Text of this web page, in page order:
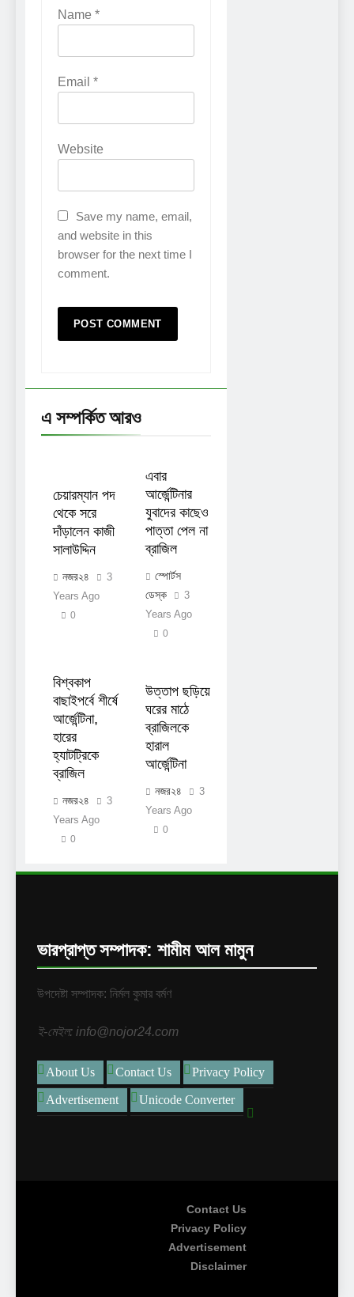
Name *
Email *
Website
Save my name, email,
and website in this
browser for the next time I
comment.
এ সম্পর্কিত আরও
চেয়ারম্যান পদ
থেকে সরে
দাঁড়ালেন কাজী
সালাউদ্দিন
নজর২৪
3
Years Ago
0
এবার
আর্জেন্টিনার
যুবাদের কাছেও
পাত্তা পেল না
ব্রাজিল
স্পোর্টস
ডেস্ক
3
Years Ago
0
বিশ্বকাপ
বাছাইপর্বে শীর্ষে
আর্জেন্টিনা,
হারের
হ্যাটট্রিকে
ব্রাজিল
নজর২৪
3
Years Ago
0
উত্তাপ ছড়িয়ে
ঘরের মাঠে
ব্রাজিলকে
হারাল
আর্জেন্টিনা
নজর২৪
3
Years Ago
0
ভারপ্রাপ্ত সম্পাদক: শামীম আল মামুন
উপদেষ্টা সম্পাদক: নির্মল কুমার বর্মণ
ই-মেইল: info@nojor24.com
About Us Contact Us Privacy Policy
Advertisement Unicode Converter
Contact Us
Privacy Policy
Advertisement
Disclaimer